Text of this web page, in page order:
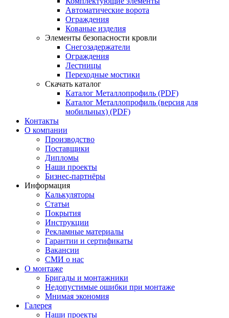
Автоматические ворота
Ограждения
Кованые изделия
Элементы безопасности кровли
Снегозадержатели
Ограждения
Лестницы
Переходные мостики
Скачать каталог
Каталог Металлопрофиль (PDF)
Каталог Металлопрофиль (версия для
мобильных) (PDF)
Контакты
О компании
Производство
Поставщики
Дипломы
Наши проекты
Бизнес-партнёры
Информация
Калькуляторы
Статьи
Покрытия
Инструкции
Рекламные материалы
Гарантии и сертификаты
Вакансии
СМИ о нас
О монтаже
Бригады и монтажники
Недопустимые ошибки при монтаже
Мнимая экономия
Галерея
Наши проекты